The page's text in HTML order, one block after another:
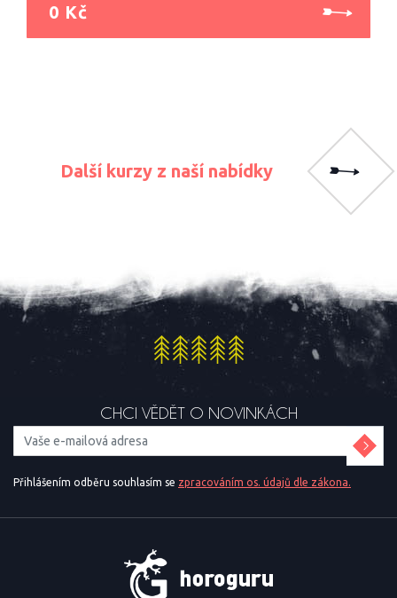
0 Kč
Další kurzy z naší nabídky
CHCI VĚDĚT O NOVINKÁCH
Přihlášením odběru souhlasím se zpracováním os. údajů dle zákona.